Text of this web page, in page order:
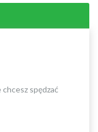
chcesz spędzać